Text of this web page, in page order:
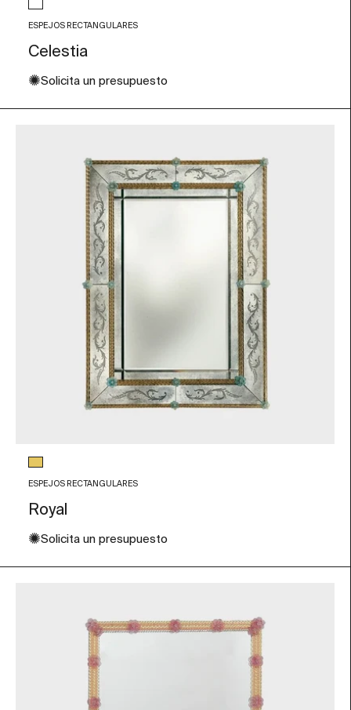
Color de Cristal
Transparente y negro
ESPEJOS RECTANGULARES
Celestia
✺Solicita un presupuesto
Color de Cristal
Pan de oro
ESPEJOS RECTANGULARES
Royal
✺Solicita un presupuesto